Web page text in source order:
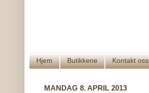
Hjem Butikkene Kontakt oss
MANDAG 8. APRIL 2013